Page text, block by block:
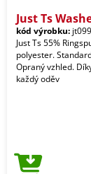
Just Ts
kód výrobku:
Just Ts 55%
polyester.
Opraný vzhled.
každý oděv